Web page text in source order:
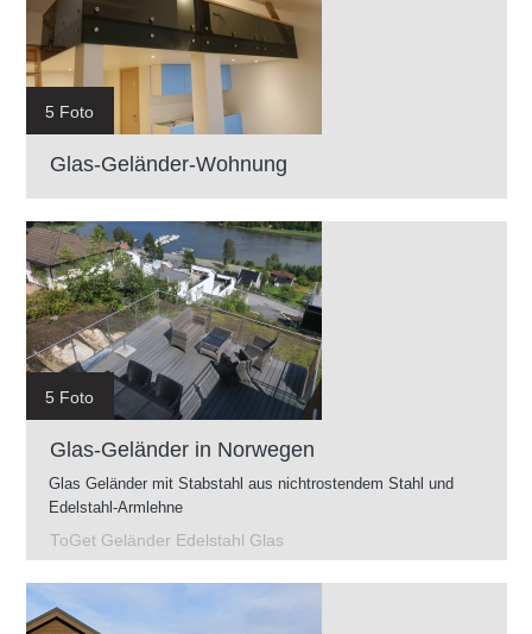
5 Foto
Glas-Geländer-Wohnung
5 Foto
Glas-Geländer in Norwegen
Glas Geländer mit Stabstahl aus nichtrostendem Stahl und
Edelstahl-Armlehne
ToGet Geländer Edelstahl Glas